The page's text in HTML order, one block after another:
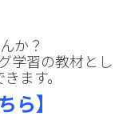
か？
学習の教材とし
ます。
ら】